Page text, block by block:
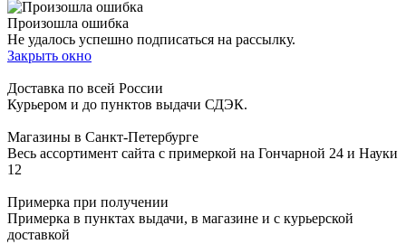
Произошла ошибка
Не удалось успешно подписаться на рассылку.
Закрыть окно
Доставка по всей России
Курьером и до пунктов выдачи СДЭК.
Магазины в Санкт-Петербурге
Весь ассортимент сайта с примеркой на Гончарной 24 и Науки
12
Примерка при получении
Примерка в пунктах выдачи, в магазине и с курьерской
доставкой